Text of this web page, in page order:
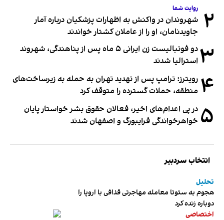
۲ روایت شما
شهروندان در واکنش به اظهارات پزشکیان درباره آمار
جاویدنامان، او را از عاملان کشتار خواندند
۳
دو فوتبالیست زن ایرانی ۵ ماه پس از پناهندگی، شهروند
استرالیا شدند
۴ رویترز: ترامپ پس از تهدید تهران به حمله به زیرساخت‌های
منطقه، حملات گسترده را متوقف کرد
۵ در پی اعدام‌های اخیر، فعالان حقوق بشر خواستار پایان
خواهرخواندگی فرایبورگ و اصفهان شدند
انتخاب سردبیر
تحلیل
هجوم به سئوتا معامله مهاجرتی قذافی با اروپا را
دوباره زنده کرد
اختصاصی